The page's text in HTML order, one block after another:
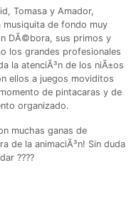
Tomasa y Amador,
musiquita de fondo muy
DÃ©bora, sus primos y
los grandes profesionales
la atenciÃ³n de los niÃ±os
ellos a juegos moviditos
de pintacaras y de
organizado.
muchas ganas de
de la animaciÃ³n! Sin duda
????